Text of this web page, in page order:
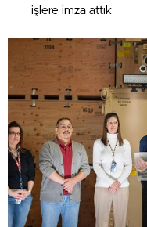
işlere imza attık